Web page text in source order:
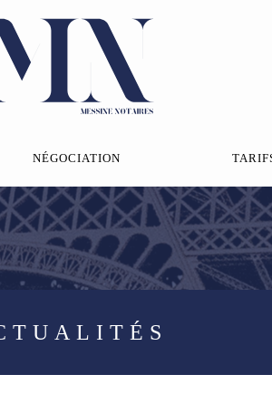
NÉGOCIATION